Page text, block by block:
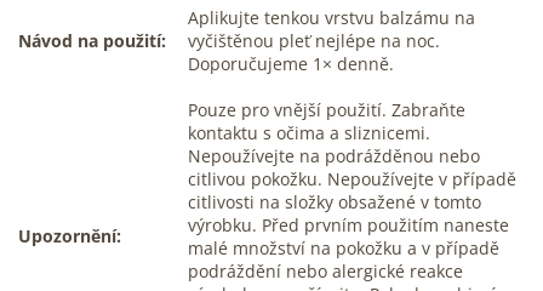
Návod na použití:
Aplikujte tenkou vrstvu balzámu na
vyčištěnou pleť nejlépe na noc.
Doporučujeme 1× denně.
Upozornění:
Pouze pro vnější použití. Zabraňte
kontaktu s očima a sliznicemi.
Nepoužívejte na podrážděnou nebo
citlivou pokožku. Nepoužívejte v případě
citlivosti na složky obsažené v tomto
výrobku. Před prvním použitím naneste
malé množství na pokožku a v případě
podráždění nebo alergické reakce